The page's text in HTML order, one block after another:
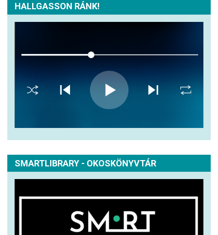
HALLGASSON RÁNK!
SMARTLIBRARY - OKOSKÖNYVTÁR